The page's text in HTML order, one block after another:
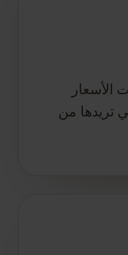
الأسعار
تريدها من